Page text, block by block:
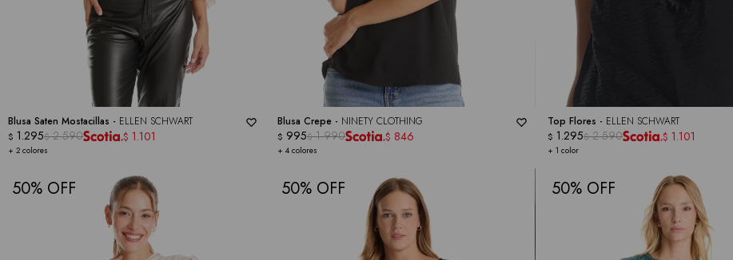
Blusa Saten Mostacillas - ELLEN SCHWART
+ 2 colores
$ 1.295$ 2.590 $ 1.101
Blusa Crepe - NINETY CLOTHING
+ 4 colores
$ 995$ 1.990 $ 846
Top Flores - ELLEN SCHWART
+ 1 color
$ 1.295$ 2.590 $ 1.101
50 50 50